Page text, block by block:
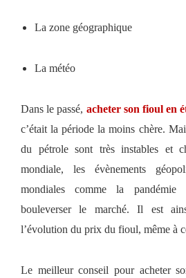
La zone géographique
La météo
Dans le passé, acheter son fioul en
c’était la période la moins chère.
du pétrole sont très instables et
mondiale, les évènements
mondiales comme la pandémie
bouleverser le marché. Il est
l’évolution du prix du fioul, même à
Le meilleur conseil pour acheter